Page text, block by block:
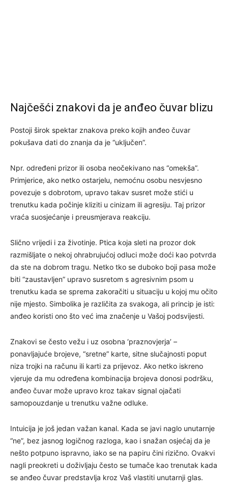
Najčešći znakovi da je anđeo čuvar blizu
Postoji širok spektar znakova preko kojih anđeo čuvar
pokušava dati do znanja da je “uključen”.
Npr. određeni prizor ili osoba neočekivano nas “omekša”.
Primjerice, ako netko ostarjelu, nemoćnu osobu nesvjesno
povezuje s dobrotom, upravo takav susret može stići u
trenutku kada počinje kliziti u cinizam ili agresiju. Taj prizor
vraća suosjećanje i preusmjerava reakciju.
Slično vrijedi i za životinje. Ptica koja sleti na prozor dok
razmišljate o nekoj ohrabrujućoj odluci može doći kao potvrda
da ste na dobrom tragu. Netko tko se duboko boji pasa može
biti “zaustavljen” upravo susretom s agresivnim psom u
trenutku kada se sprema zakoračiti u situaciju u kojoj mu očito
nije mjesto. Simbolika je različita za svakoga, ali princip je isti:
anđeo koristi ono što već ima značenje u Vašoj podsvijesti.
Znakovi se često vežu i uz osobna ‘praznovjerja’ –
ponavljajuće brojeve, “sretne” karte, sitne slučajnosti poput
niza trojki na računu ili karti za prijevoz. Ako netko iskreno
vjeruje da mu određena kombinacija brojeva donosi podršku,
anđeo čuvar može upravo kroz takav signal ojačati
samopouzdanje u trenutku važne odluke.
Intuicija je još jedan važan kanal. Kada se javi naglo unutarnje
“ne”, bez jasnog logičnog razloga, kao i snažan osjećaj da je
nešto potpuno ispravno, iako se na papiru čini rizično. Ovakvi
nagli preokreti u doživljaju često se tumače kao trenutak kada
se anđeo čuvar predstavlja kroz Vaš vlastiti unutarnji glas.